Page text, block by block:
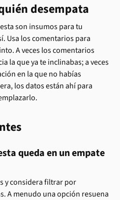
desempata
son insumos para tu
Usa los comentarios para
A veces los comentarios
la que ya te inclinabas; a veces
en la que no habías
los datos están ahí para
queda en un empate
y considera filtrar por
A menudo una opción resuena